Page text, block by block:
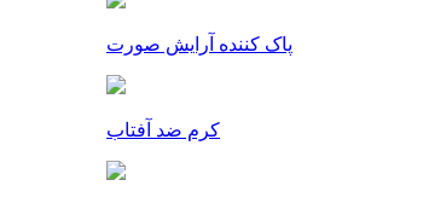
پاک کننده آرایش صورت
کرم ضد آفتاب